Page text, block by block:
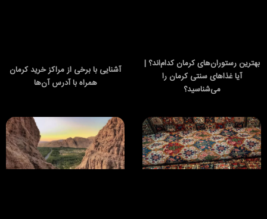
بهترین رستوران‌های کرمان کدام‌اند؟ |
آیا غذاهای سنتی کرمان را
می‌شناسید؟
آشنایی با برخی از مراکز خرید کرمان
همراه با آدرس آن‌ها